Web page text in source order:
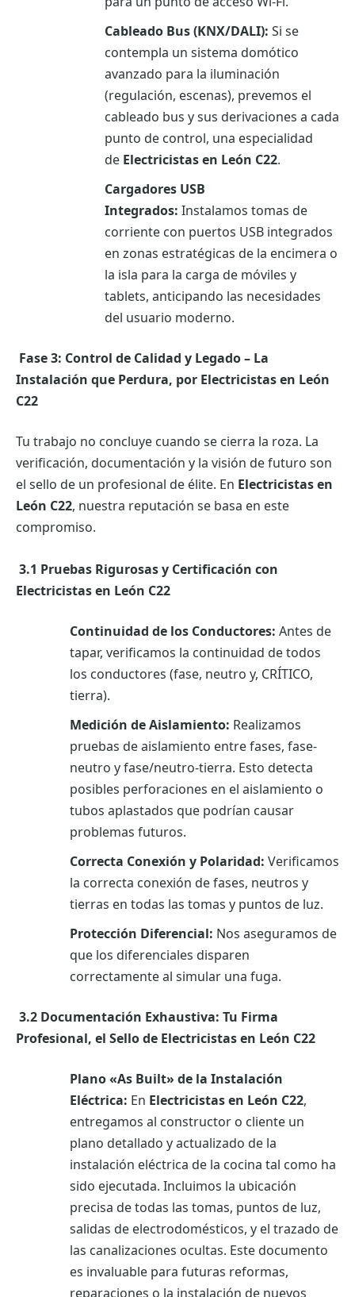
Cableado Bus (KNX/DALI): Si se
contempla un sistema domótico
avanzado para la iluminación
(regulación, escenas), prevemos el
cableado bus y sus derivaciones a cada
punto de control, una especialidad
de Electricistas en León C22.
Cargadores USB
Integrados: Instalamos tomas de
corriente con puertos USB integrados
en zonas estratégicas de la encimera o
la isla para la carga de móviles y
tablets, anticipando las necesidades
del usuario moderno.
Fase 3: Control de Calidad y Legado – La
Instalación que Perdura, por Electricistas en León
C22
Tu trabajo no concluye cuando se cierra la roza. La
verificación, documentación y la visión de futuro son
el sello de un profesional de élite. En Electricistas en
León C22, nuestra reputación se basa en este
compromiso.
3.1 Pruebas Rigurosas y Certificación con
Electricistas en León C22
Continuidad de los Conductores: Antes de
tapar, verificamos la continuidad de todos
los conductores (fase, neutro y, CRÍTICO,
tierra).
Medición de Aislamiento: Realizamos
pruebas de aislamiento entre fases, fase-
neutro y fase/neutro-tierra. Esto detecta
posibles perforaciones en el aislamiento o
tubos aplastados que podrían causar
problemas futuros.
Correcta Conexión y Polaridad: Verificamos
la correcta conexión de fases, neutros y
tierras en todas las tomas y puntos de luz.
Protección Diferencial: Nos aseguramos de
que los diferenciales disparen
correctamente al simular una fuga.
3.2 Documentación Exhaustiva: Tu Firma
Profesional, el Sello de Electricistas en León C22
Plano «As Built» de la Instalación
Eléctrica: En Electricistas en León C22,
entregamos al constructor o cliente un
plano detallado y actualizado de la
instalación eléctrica de la cocina tal como ha
sido ejecutada. Incluimos la ubicación
precisa de todas las tomas, puntos de luz,
salidas de electrodomésticos, y el trazado de
las canalizaciones ocultas. Este documento
es invaluable para futuras reformas,
reparaciones o la instalación de nuevos